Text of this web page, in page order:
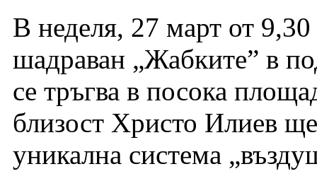
В неделя, 27 март от
шадраван „Жабките” в
се тръгва в посока
близост Христо Илиев
уникална система